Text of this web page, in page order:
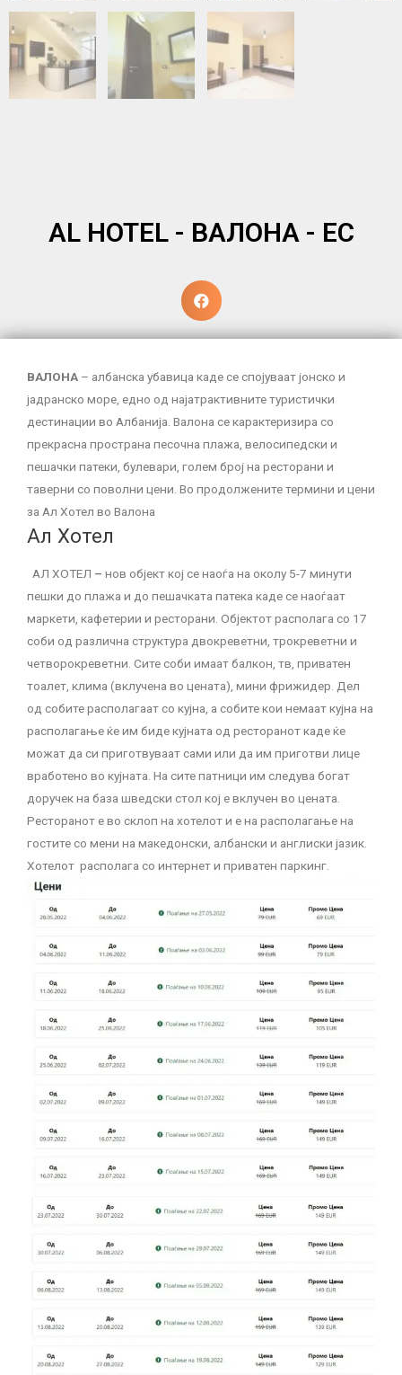
AL HOTEL - ВАЛОНА - ЕС
ВАЛОНА – албанска убавица каде се спојуваат јонско и
јадранско море, едно од најатрактивните туристички
дестинации во Албанија. Валона се карактеризира со
прекрасна пространа песочна плажа, велосипедски и
пешачки патеки, булевари, голем број на ресторани и
таверни со поволни цени. Во продолжените термини и цени
за Ал Хотел во Валона
Aл Хотел
АЛ ХОТЕЛ – нов објект кој се наоѓа на околу 5-7 минути
пешки до плажа и до пешачката патека каде се наоѓаат
маркети, кафетерии и ресторани. Објектот располага со 17
соби од различна структура двокреветни, трокреветни и
четворокреветни. Сите соби имаат балкон, тв, приватен
тоалет, клима (вклучена во цената), мини фрижидер. Дел
од собите располагаат со кујна, а собите кои немаат кујна на
располагање ќе им биде кујната од ресторанот каде ќе
можат да си приготвуваат сами или да им приготви лице
вработено во кујната. На сите патници им следува богат
доручек на база шведски стол кој е вклучен во цената.
Ресторанот е во склоп на хотелот и е на располагање на
гостите со мени на македонски, албански и англиски јазик.
Хотелот располага со интернет и приватен паркинг.